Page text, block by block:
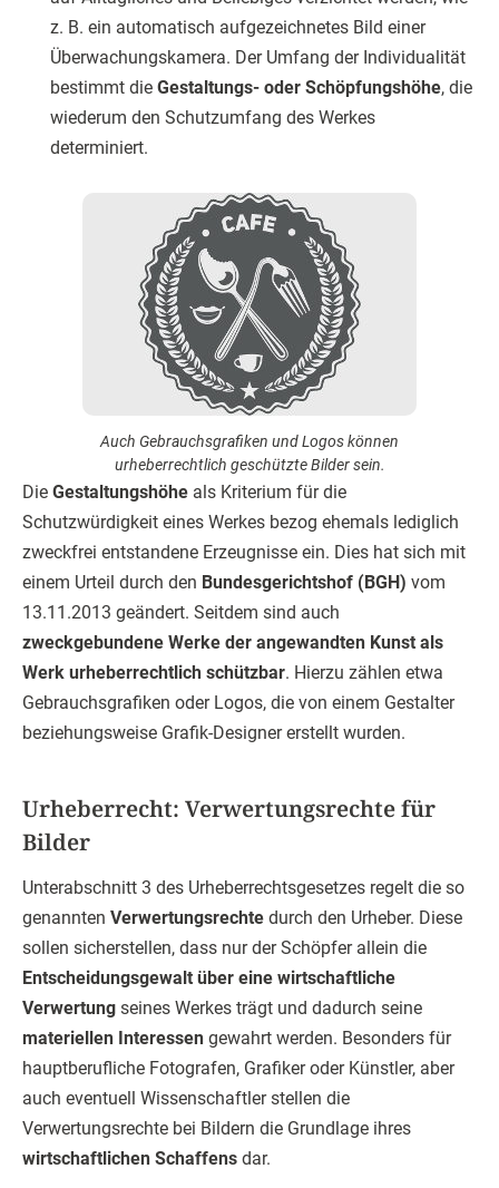
z. B. ein automatisch aufgezeichnetes Bild einer
Überwachungskamera. Der Umfang der Individualität
bestimmt die Gestaltungs- oder Schöpfungshöhe, die
wiederum den Schutzumfang des Werkes
determiniert.
Auch Gebrauchsgrafiken und Logos können
urheberrechtlich geschützte Bilder sein.
Die Gestaltungshöhe als Kriterium für die
Schutzwürdigkeit eines Werkes bezog ehemals lediglich
zweckfrei entstandene Erzeugnisse ein. Dies hat sich mit
einem Urteil durch den Bundesgerichtshof (BGH) vom
13.11.2013 geändert. Seitdem sind auch
zweckgebundene Werke der angewandten Kunst als
Werk urheberrechtlich schützbar. Hierzu zählen etwa
Gebrauchsgrafiken oder Logos, die von einem Gestalter
beziehungsweise Grafik-Designer erstellt wurden.
Urheberrecht: Verwertungsrechte für
Bilder
Unterabschnitt 3 des Urheberrechtsgesetzes regelt die so
genannten Verwertungsrechte durch den Urheber. Diese
sollen sicherstellen, dass nur der Schöpfer allein die
Entscheidungsgewalt über eine wirtschaftliche
Verwertung seines Werkes trägt und dadurch seine
materiellen Interessen gewahrt werden. Besonders für
hauptberufliche Fotografen, Grafiker oder Künstler, aber
auch eventuell Wissenschaftler stellen die
Verwertungsrechte bei Bildern die Grundlage ihres
wirtschaftlichen Schaffens dar.